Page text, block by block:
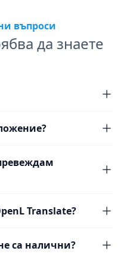
въпроси
да знаете
Translate?
са налични?